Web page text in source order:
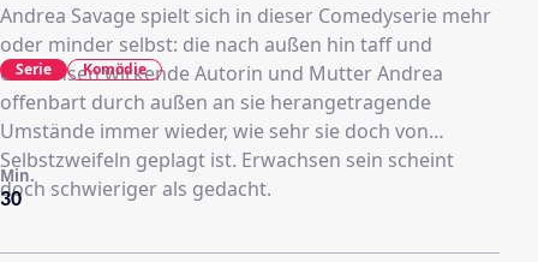
Andrea Savage spielt sich in dieser Comedyserie mehr
oder minder selbst: die nach außen hin taff und
erwachsen wirkende Autorin und Mutter Andrea
offenbart durch außen an sie herangetragende
Umstände immer wieder, wie sehr sie doch von
Selbstzweifeln geplagt ist. Erwachsen sein scheint
doch schwieriger als gedacht.
30
Min.
Serie Komödie